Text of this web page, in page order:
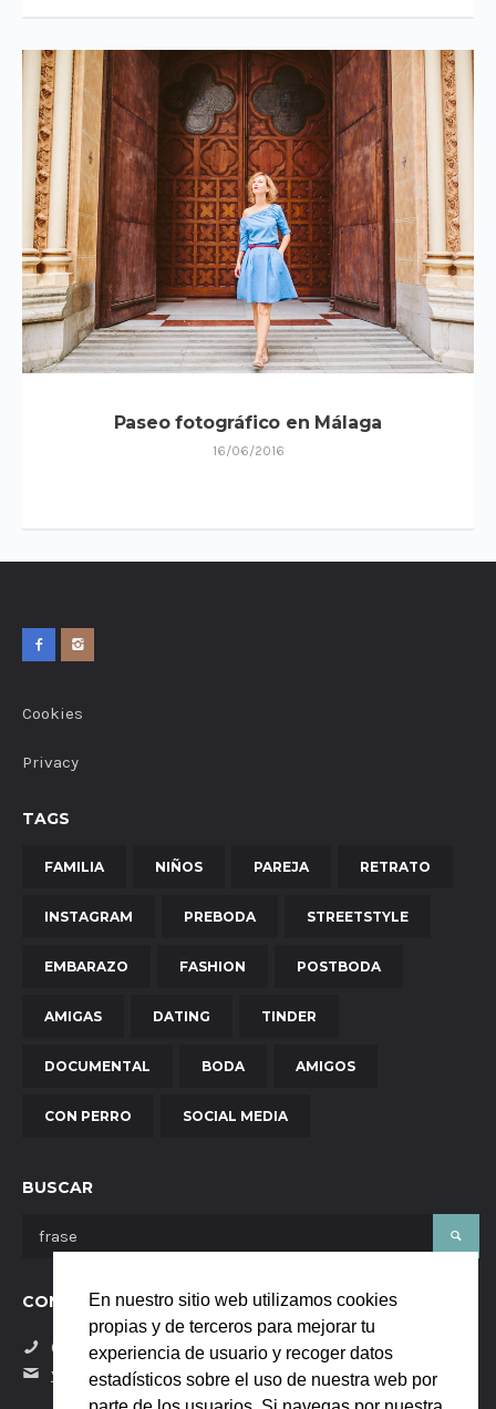
En nuestro sitio web utilizamos cookies
propias y de terceros para mejorar tu
experiencia de usuario y recoger datos
estadísticos sobre el uso de nuestra web por
Paseo fotográfico en Málaga
16/06/2016
Cookies
Privacy
TAGS
FAMILIA NIÑOS PAREJA RETRATO
INSTAGRAM PREBODA STREETSTYLE
EMBARAZO FASHION POSTBODA
AMIGAS DATING TINDER
DOCUMENTAL BODA AMIGOS
CON PERRO SOCIAL MEDIA
BUSCAR
CONTÁCTANOS
(+34) 684058229
yanaya.studio@gmail.com